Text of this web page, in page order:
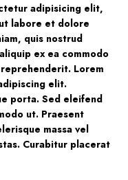
adipisicing elit,
labore et dolore
quis nostrud
ex ea commodo
Lorem
elit.
porta. Sed eleifend
ut. Praesent
massa vel
Curabitur placerat